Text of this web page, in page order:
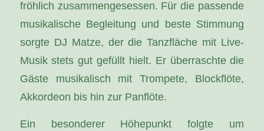
fröhlich zusammengesessen. Für die passende
musikalische Begleitung und beste Stimmung
sorgte DJ Matze, der die Tanzfläche mit Live-
Musik stets gut gefüllt hielt. Er überraschte die
Gäste musikalisch mit Trompete, Blockflöte,
Akkordeon bis hin zur Panflöte.
Ein besonderer Höhepunkt folgte um